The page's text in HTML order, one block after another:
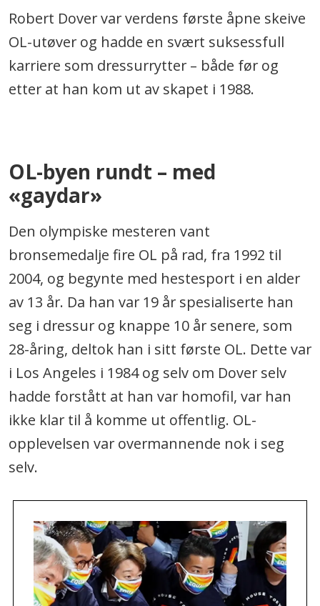
Robert Dover var verdens første åpne skeive
OL-utøver og hadde en svært suksessfull
karriere som dressurrytter – både før og
etter at han kom ut av skapet i 1988.
OL-byen rundt – med
«gaydar»
Den olympiske mesteren vant
bronsemedalje fire OL på rad, fra 1992 til
2004, og begynte med hestesport i en alder
av 13 år. Da han var 19 år spesialiserte han
seg i dressur og knappe 10 år senere, som
28-åring, deltok han i sitt første OL. Dette var
i Los Angeles i 1984 og selv om Dover selv
hadde forstått at han var homofil, var han
ikke klar til å komme ut offentlig. OL-
opplevelsen var overmannende nok i seg
selv.